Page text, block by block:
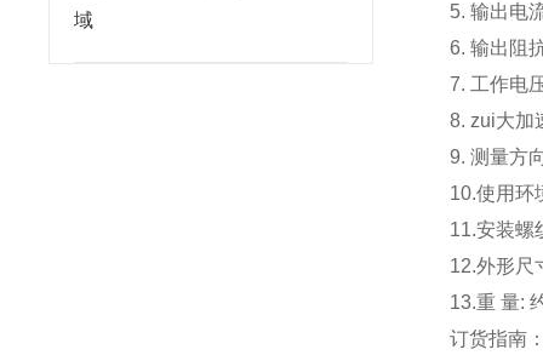
域
5. 输出电
6. 输出阻
7. 工作电
8. zui大加
9. 测量方
10.使用
11.安装螺
12.外形尺
13.重 量:
订货指南